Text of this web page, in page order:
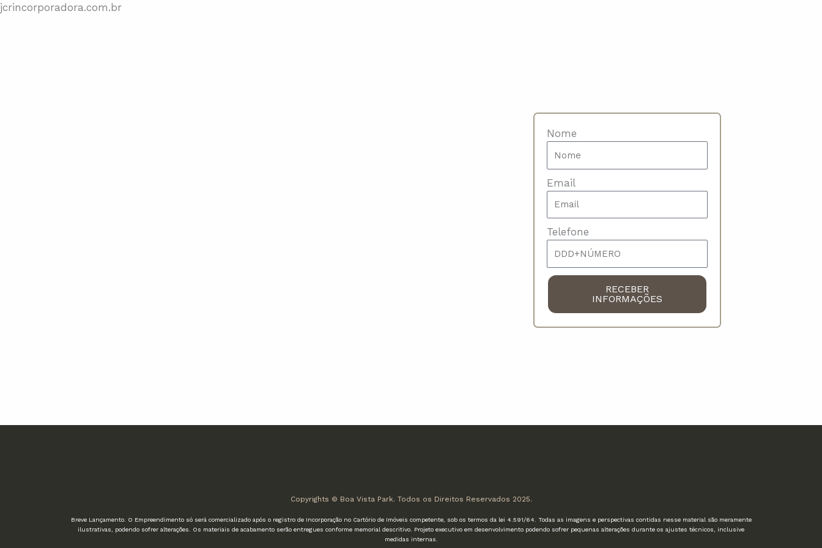
jcrincorporadora.com.br
Nome
Email
Telefone
RECEBER
INFORMAÇÕES
Copyrights © Boa Vista Park. Todos os Direitos Reservados 2025.
Breve Lançamento. O Empreendimento só será comercializado após o registro de Incorporação no Cartório de Imóveis competente, sob os termos da lei 4.591/64. Todas as imagens e perspectivas contidas nesse material são meramente
ilustrativas, podendo sofrer alterações. Os materiais de acabamento serão entregues conforme memorial descritivo. Projeto executivo em desenvolvimento podendo sofrer pequenas alterações durante os ajustes técnicos, inclusive
medidas internas.